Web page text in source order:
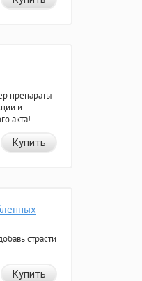
препараты
и
акта!
Купить
страсти
Купить